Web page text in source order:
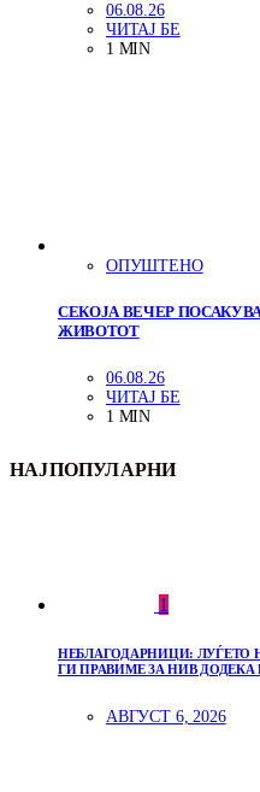
06.08.26
ЧИТАЈ БЕ
1 MIN
ОПУШТЕНО
СЕКОЈА ВЕЧЕР
ЖИВОТОТ
06.08.26
ЧИТАЈ БЕ
1 MIN
НАЈПОПУЛАРНИ
1
НЕБЛАГОДАРНИЦИ: ЛУЃЕТО
ГИ ПРАВИМЕ ЗА НИВ
АВГУСТ 6, 2026